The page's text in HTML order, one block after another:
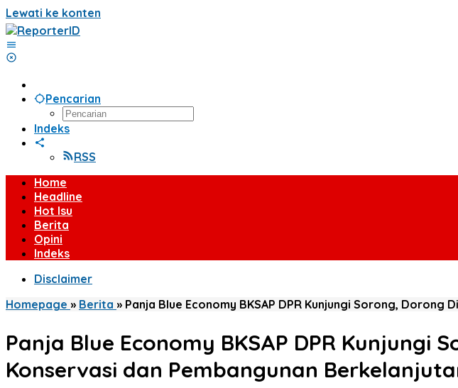
Lewati ke konten
Pencarian
Indeks
RSS
Home
Headline
Hot Isu
Berita
Opini
Indeks
Disclaimer
Homepage » Berita » Panja Blue Economy BKSAP DPR Kunjungi Sorong,
Panja Blue Economy BKSAP DPR Kunjungi
Konservasi dan Pembangunan